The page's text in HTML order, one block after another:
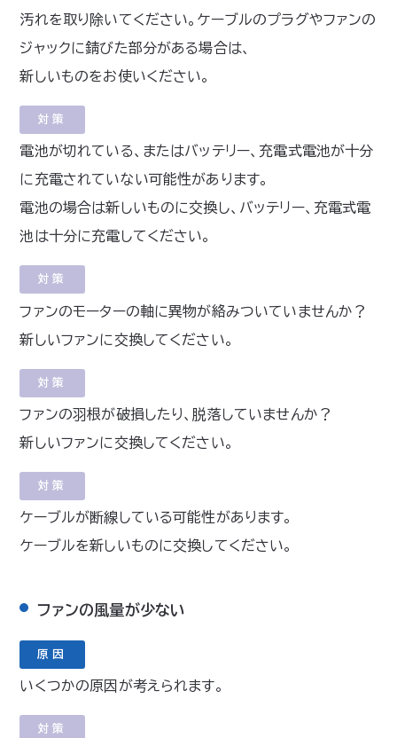
汚れを取り除いてください。ケーブルのプラグやファンの
ジャックに錆びた部分がある場合は、
新しいものをお使いください。
対策
電池が切れている、またはバッテリー、充電式電池が十分
に充電されていない可能性があります。
電池の場合は新しいものに交換し、バッテリー、充電式電
池は十分に充電してください。
対策
ファンのモーターの軸に異物が絡みついていませんか？
新しいファンに交換してください。
対策
ファンの羽根が破損したり、脱落していませんか？
新しいファンに交換してください。
対策
ケーブルが断線している可能性があります。
ケーブルを新しいものに交換してください。
ファンの風量が少ない
原因
いくつかの原因が考えられます。
対策